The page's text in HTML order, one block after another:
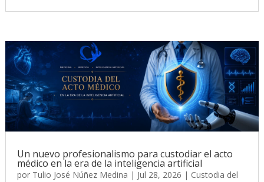
Un nuevo profesionalismo para custodiar el acto
médico en la era de la inteligencia artificial
por Tulio José Núñez Medina | Jul 28, 2026 | Custodia del